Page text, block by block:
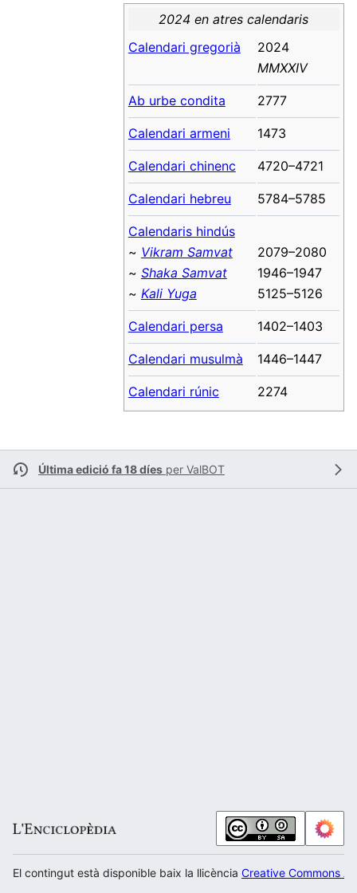
2024 en atres calendaris
Calendari gregorià
2024
MMXXIV
Ab urbe condita 2777
Calendari armeni 1473
Calendari chinenc 4720–4721
Calendari hebreu 5784–5785
Calendaris hindús
~ Vikram Samvat
~ Shaka Samvat
~ Kali Yuga
2079–2080
1946–1947
5125–5126
Calendari persa 1402–1403
Calendari musulmà 1446–1447
Calendari rúnic 2274
Última edició fa 18 díes per ValBOT
El contingut està disponible baix la llicència Creative Commons